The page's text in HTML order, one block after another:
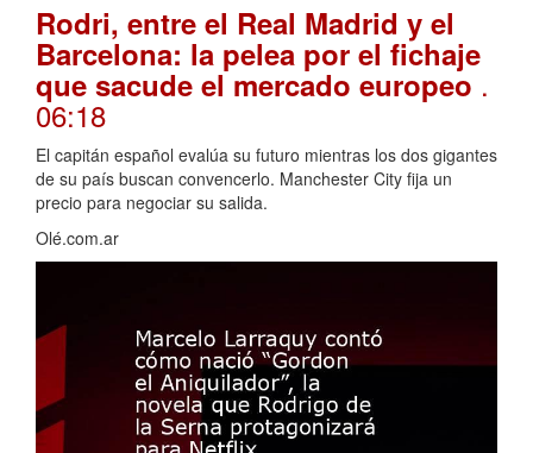
Rodri, entre el Real Madrid y el
Barcelona: la pelea por el fichaje
que sacude el mercado europeo .
06:18
El capitán español evalúa su futuro mientras los dos gigantes
de su país buscan convencerlo. Manchester City fija un
precio para negociar su salida.
Olé.com.ar